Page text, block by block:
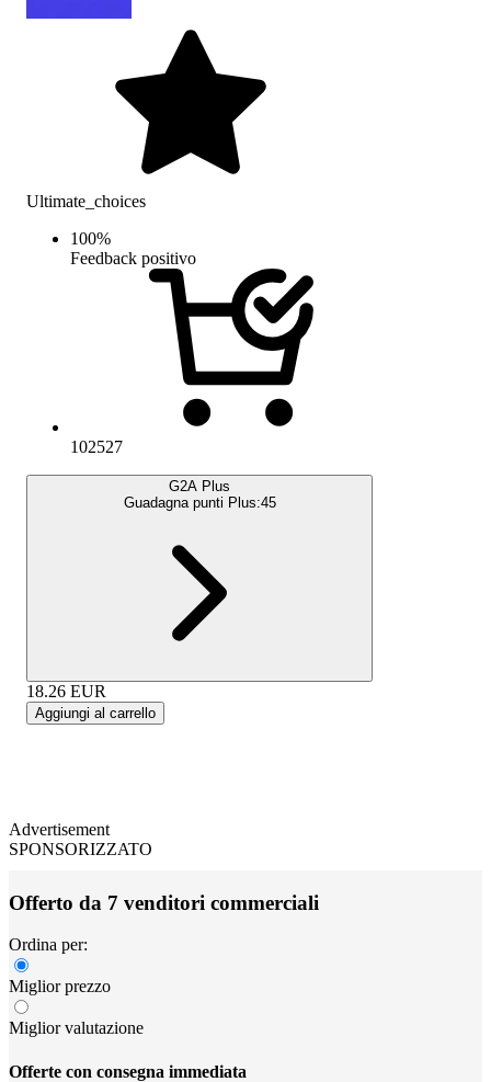
Ultimate_choices
100%
Feedback positivo
102527
G2A Plus
Guadagna punti Plus:45
18.26 EUR
Aggiungi al carrello
Advertisement
SPONSORIZZATO
Offerto da 7 venditori commerciali
Ordina per:
Miglior prezzo
Miglior valutazione
Offerte con consegna immediata